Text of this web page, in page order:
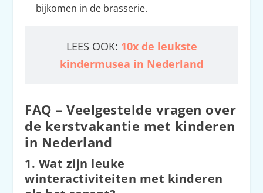
bijkomen in de brasserie.
LEES OOK: 10x de leukste
kindermusea in Nederland
FAQ – Veelgestelde vragen over
de kerstvakantie met kinderen
in Nederland
1. Wat zijn leuke
winteractiviteiten met kinderen